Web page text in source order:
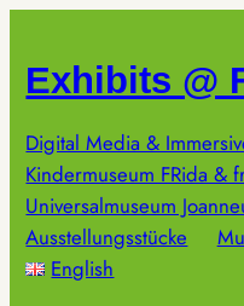
springen
Exhibits @
Digital Media &
Kindermuseum FRida &
Universalmuseum
Ausstellungsstücke
English